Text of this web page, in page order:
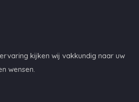
kijken wij vakkundig naar uw
wensen.